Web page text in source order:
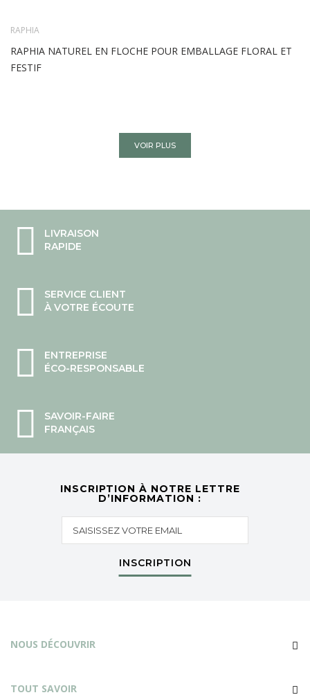
RAPHIA
RAPHIA NATUREL EN FLOCHE POUR EMBALLAGE FLORAL ET
FESTIF
VOIR PLUS
LIVRAISON
RAPIDE
SERVICE CLIENT
À VOTRE ÉCOUTE
ENTREPRISE
ÉCO-RESPONSABLE
SAVOIR-FAIRE
FRANÇAIS
INSCRIPTION À NOTRE LETTRE
D’INFORMATION :
INSCRIPTION
NOUS DÉCOUVRIR
TOUT SAVOIR